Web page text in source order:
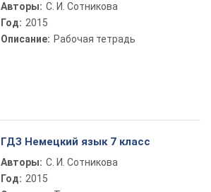
Авторы: С. И. Сотникова
Год: 2015
Описание: Рабочая тетрадь
ГДЗ Немецкий язык 7 класс
Авторы: С. И. Сотникова
Год: 2015